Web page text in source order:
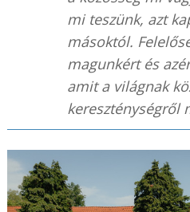
mi teszünk, azt
másoktól.
magunkért és
amit a világnak
kereszténységről